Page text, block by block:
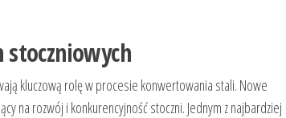
kluczową rolę w procesie konwertowania stali. Nowe
na rozwój i konkurencyjność stoczni. Jednym z najbardziej